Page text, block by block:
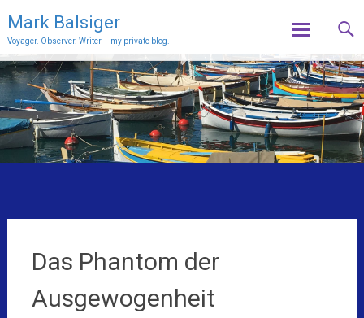
Mark Balsiger
Voyager. Observer. Writer – my private blog.
to
content
Das Phantom der
Ausgewogenheit